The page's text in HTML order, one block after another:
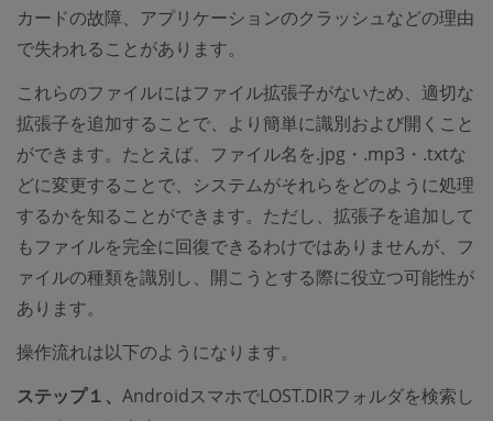
カードの故障、アプリケーションのクラッシュなどの理由
で失われることがあります。
これらのファイルにはファイル拡張子がないため、適切な
拡張子を追加することで、より簡単に識別および開くこと
ができます。たとえば、ファイル名を.jpg・.mp3・.txtな
どに変更することで、システムがそれらをどのように処理
するかを知ることができます。ただし、拡張子を追加して
もファイルを完全に回復できるわけではありませんが、フ
ァイルの種類を識別し、開こうとする際に役立つ可能性が
あります。
操作流れは以下のようになります。
ステップ１、 AndroidスマホでLOST.DIRフォルダを検索し